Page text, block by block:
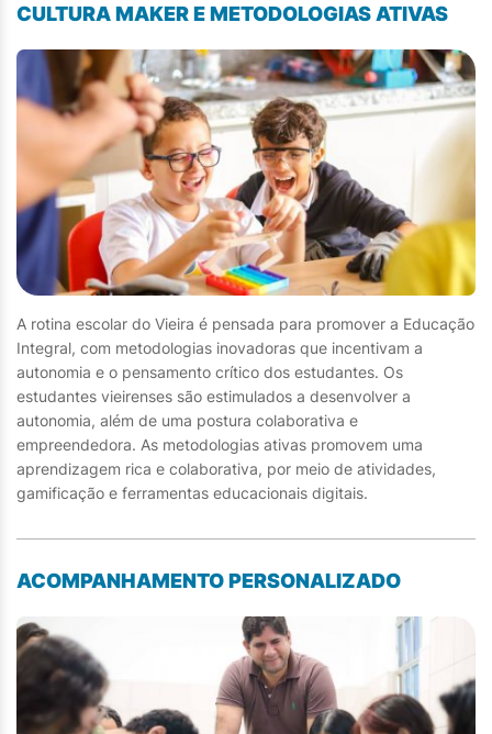
CULTURA MAKER E METODOLOGIAS ATIVAS
A rotina escolar do Vieira é pensada para promover a Educação
Integral, com metodologias inovadoras que incentivam a
autonomia e o pensamento crítico dos estudantes. Os
estudantes vieirenses são estimulados a desenvolver a
autonomia, além de uma postura colaborativa e
empreendedora. As metodologias ativas promovem uma
aprendizagem rica e colaborativa, por meio de atividades,
gamificação e ferramentas educacionais digitais.
ACOMPANHAMENTO PERSONALIZADO